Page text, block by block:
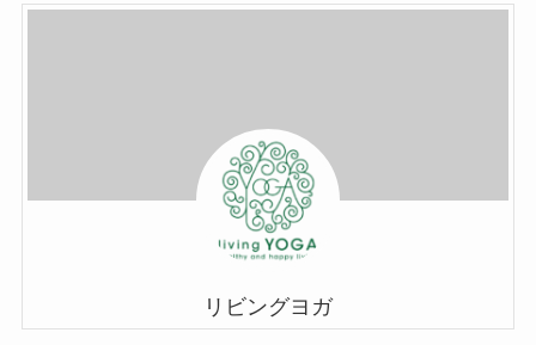
リビングヨガ